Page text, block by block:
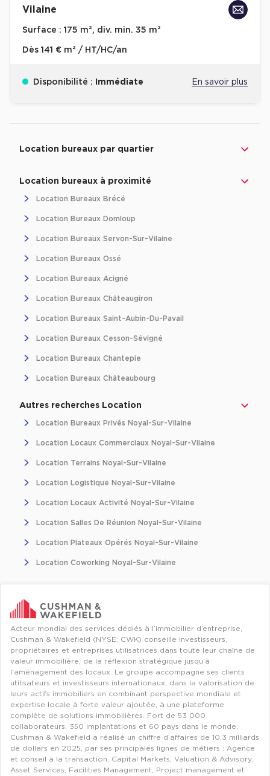
Achat de Bureaux à Rennes
Collections de Bureaux
Immeuble indépendant
Haussmanniens
Location d'Entrepôts / Activités
Location d'Entrepôts / Activités à Aix-en-Provence
Location d'Entrepôts / Activités à Saint-Priest
Location d'Entrepôts / Activités à Massy
Location d'Entrepôts / Activités à Rennes
Location d'Entrepôts / Activités à Besançon
Achat d'Entrepôts / Activités à Aubagne
Location de plateformes Logistique
Location de plateformes Logistique à Aulnay-sous-Bois
Location de plateformes Logistique à Amiens
Location de plateformes Logistique à Marseille
Location de plateformes Logistique à Le Havre
Achat de plateformes Logistique
Achat de plateformes Logistique en Bretagne
Achat de plateformes Logistique à Lyon
Vilaine
Surface : 175 m², div. min. 35 m²
Dès 141 € m² / HT/HC/an
Disponibilité : Immédiate En savoir plus
Location bureaux par quartier
Location bureaux à proximité
Location Bureaux Brécé
Location Bureaux Domloup
Location Bureaux Servon-Sur-Vilaine
Location Bureaux Ossé
Location Bureaux Acigné
Location Bureaux Châteaugiron
Location Bureaux Saint-Aubin-Du-Pavail
Location Bureaux Cesson-Sévigné
Location Bureaux Chantepie
Location Bureaux Châteaubourg
Autres recherches Location
Location Bureaux Privés Noyal-Sur-Vilaine
Location Locaux Commerciaux Noyal-Sur-Vilaine
Location Terrains Noyal-Sur-Vilaine
Location Logistique Noyal-Sur-Vilaine
Location Locaux Activité Noyal-Sur-Vilaine
Location Salles De Réunion Noyal-Sur-Vilaine
Location Plateaux Opérés Noyal-Sur-Vilaine
Location Coworking Noyal-Sur-Vilaine
Acteur mondial des services dédiés à l’immobilier d’entreprise,
Cushman & Wakefield (NYSE: CWK) conseille investisseurs,
propriétaires et entreprises utilisatrices dans toute leur chaîne de
valeur immobilière, de la réflexion stratégique jusqu’à
l’aménagement des locaux. Le groupe accompagne ses clients
utilisateurs et investisseurs internationaux, dans la valorisation de
leurs actifs immobiliers en combinant perspective mondiale et
expertise locale à forte valeur ajoutée, à une plateforme
complète de solutions immobilières. Fort de 53 000
collaborateurs, 350 implantations et 60 pays dans le monde,
Cushman & Wakefield a réalisé un chiffre d’affaires de 10,3 milliards
de dollars en 2025, par ses principales lignes de métiers : Agence
et conseil à la transaction, Capital Markets, Valuation & Advisory,
Asset Services, Facilities Management, Project management et